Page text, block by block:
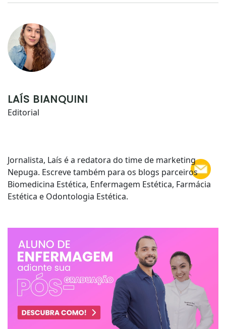
LAÍS BIANQUINI
Editorial
Jornalista, Laís é a redatora do time de marketing
Nepuga. Escreve também para os blogs parceiros
Biomedicina Estética, Enfermagem Estética, Farmácia
Estética e Odontologia Estética.